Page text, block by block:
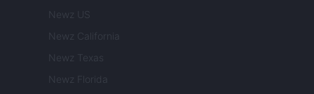
Newz US
Newz California
Newz Texas
Newz Florida